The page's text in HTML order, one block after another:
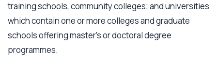
training schools, community colleges; and universities
which contain one or more colleges and graduate
schools offering master’s or doctoral degree
programmes.